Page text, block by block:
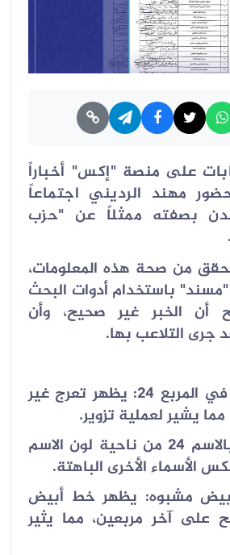
على منصة "إكس" أخباراً
مهند الرديني اجتماعاً
بصفته ممثلاً عن "حزب
من صحة هذه المعلومات،
باستخدام أدوات البحث
أن الخبر غير صحيح، وأن
جرى التلاعب بها.
وجود تلاعب في المربع 24: يظهر تعرج غير
يشير لعملية تزوير.
وجود تمييز بالاسم 24 من ناحية لون الاسم
الأسماء الأخرى الباهتة.
مشبوه: يظهر خط أبيض
على آخر مربعين، مما يثير